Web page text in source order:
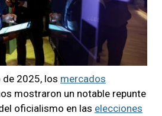
de 2025, los mercados
mostraron un notable repunte
oficialismo en las elecciones